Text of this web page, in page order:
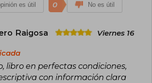
es útil 0 No es útil
Raigosa
Viernes 16
libro en perfectas condiciones,
con información clara